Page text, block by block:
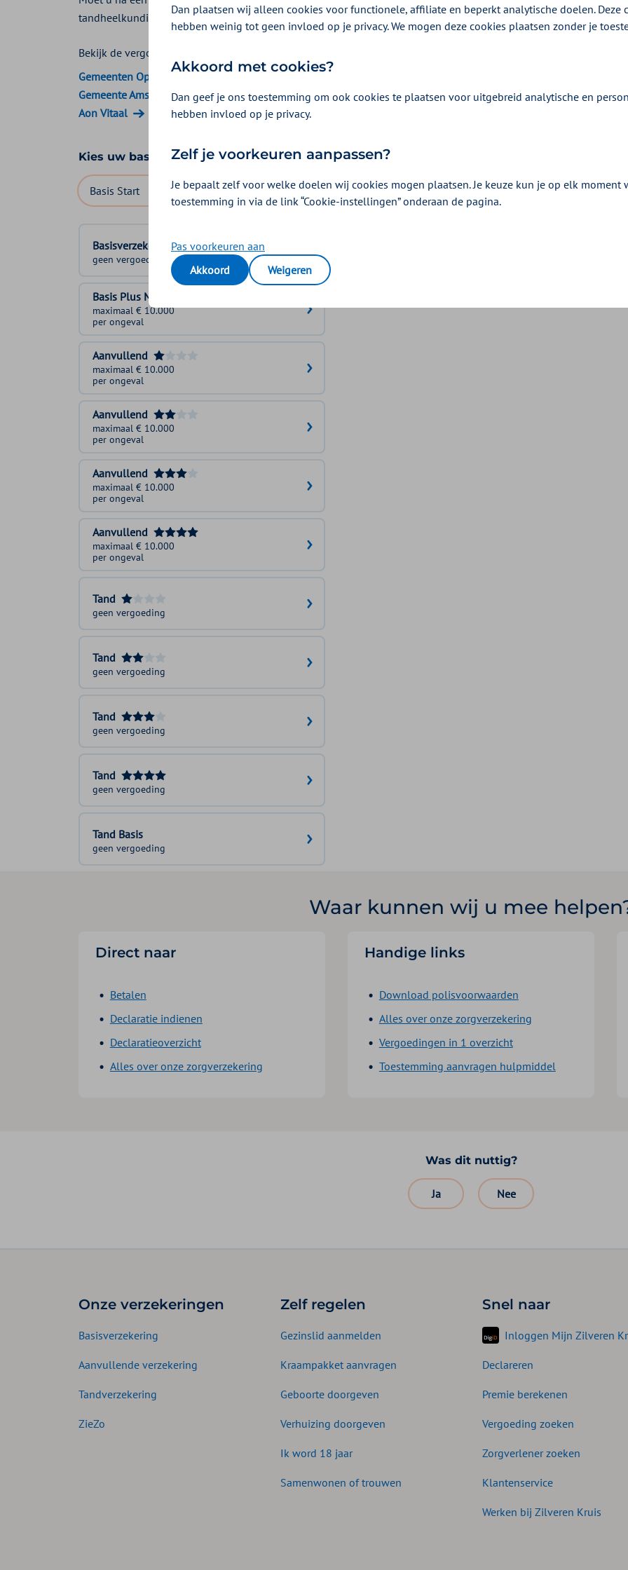
tandheelkundige kosten na een ongeval krijgen vanuit de aanvullende verzekering.
Bekijk de vergoedingen van:
Gemeenten Optimaal
Gemeente Amsterdam
Aon Vitaal
Kies uw basisverzekering
Basis Start Basis Zeker Basis Exclusief
Basisverzekering
geen vergoeding
Basis Plus Module
maximaal € 10.000
per ongeval
Aanvullend
maximaal € 10.000
per ongeval
Aanvullend
maximaal € 10.000
per ongeval
Aanvullend
maximaal € 10.000
per ongeval
Aanvullend
maximaal € 10.000
per ongeval
Tand
geen vergoeding
Tand
geen vergoeding
Tand
geen vergoeding
Tand
geen vergoeding
Tand Basis
geen vergoeding
Waar kunnen wij u mee
Direct naar
Betalen
Declaratie indienen
Declaratieoverzicht
Alles over onze zorgverzekering
Handige links
Download polisvoorwaarden
Alles over onze zorgverzekering
Vergoedingen in 1 overzicht
Toestemming aanvragen hulpmiddel
Was dit nuttig?
Ja Nee
Onze verzekeringen
Basisverzekering
Aanvullende verzekering
Tandverzekering
ZieZo
Zelf regelen
Gezinslid aanmelden
Kraampakket aanvragen
Geboorte doorgeven
Verhuizing doorgeven
Ik word 18 jaar
Samenwonen of trouwen
Snel naar
Inloggen Mijn Zilveren
Declareren
Premie berekenen
Vergoeding zoeken
Zorgverlener zoeken
Klantenservice
Werken bij Zilveren Kruis
Dan plaatsen wij alleen cookies voor functionele, affiliate en beperkt analytische doelen.
hebben weinig tot geen invloed op je privacy. We mogen deze cookies plaatsen zonder je
Akkoord met cookies?
Dan geef je ons toestemming om ook cookies te plaatsen voor uitgebreid analytische en
hebben invloed op je privacy.
Zelf je voorkeuren aanpassen?
Je bepaalt zelf voor welke doelen wij cookies mogen plaatsen. Je keuze kun je op elk moment
toestemming in via de link “Cookie-instellingen” onderaan de pagina.
Pas voorkeuren aan
Akkoord
Weigeren